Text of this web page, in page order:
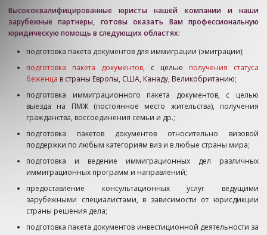
Высококвалифицированные юристы нашей компании и наши
зарубежные партнеры, готовы оказать Вам профессиональную
юридическую помощь в следующих областях:
подготовка пакета документов для иммиграции (эмиграции);
подготовка пакета документов, с целью получения статуса
беженца в страны Европы, США, Канаду, Великобританию;
подготовка иммиграционного пакета документов, с целью
выезда на ПМЖ (постоянное место жительства), получения
гражданства, воссоединения семьи и др.;
подготовка пакетов документов относительно визовой
поддержки по любым категориям виз и в любые страны мира;
подготовка и ведение иммиграционных дел различных
иммиграционных программ и направлений;
предоставление консультационных услуг ведущими
зарубежными специалистами, в зависимости от юрисдикции
страны решения дела;
подготовка пакета документов инвестиционной деятельности за